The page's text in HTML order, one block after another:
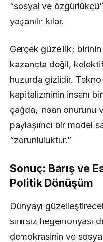
“sosyal ve
yaşanılır kılar.
Gerçek güzellik;
kazançta değil,
huzurda gizlidir.
kapitalizminin insanı
çağda, insan onurunu
paylaşımcı bir model
“zorunluluktur.”
Sonuç: Barış ve
Politik Dönüşüm
Dünyayı
sınırsız hegemonyası
demokrasinin ve